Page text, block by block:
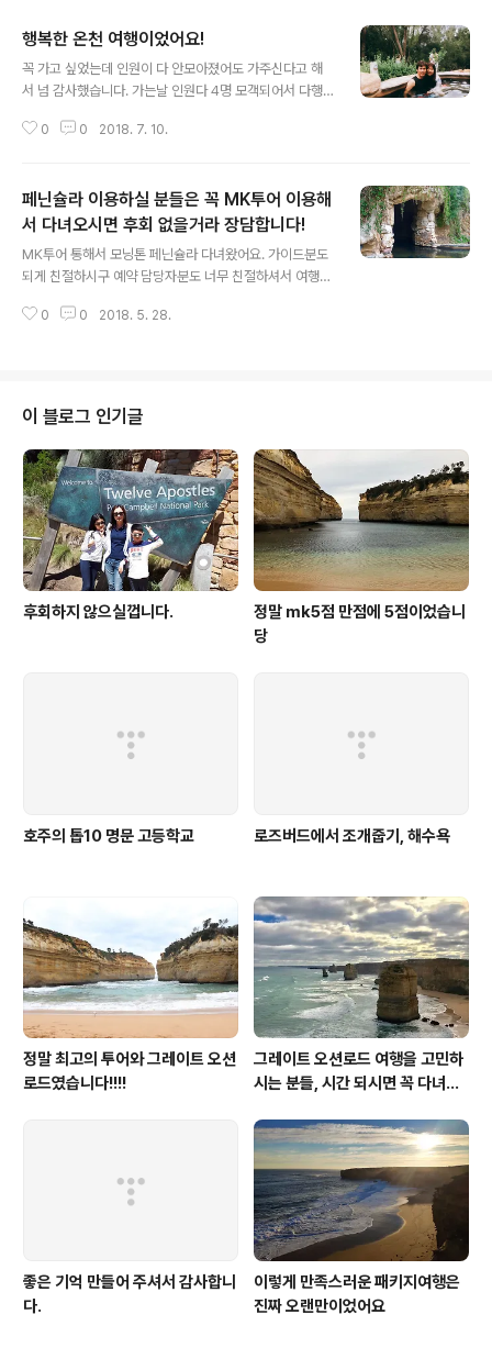
행복한 온천 여행이었어요!
꼭 가고 싶었는데 인원이 다 안모아졌어도 가주신다고 해
서 넘 감사했습니다. 가는날 인원다 4명 모객되어서 다행
어드라이기 까지 세심하게 챙겨오시고 끝나고 귤까지 주셔
our.com/tour/254
0 0 2018. 7. 10.
페닌슐라 이용하실 분들은 꼭 MK투어 이용해
서 다녀오시면 후회 없을거라 장담합니다!
MK투어 통해서 모닝톤 페닌슐라 다녀왔어요. 가이드분도
되게 친절하시구 예약 담당자분도 너무 친절하셔서 여행
주에 관련된 여러가지 정보들도 알려주시고 여기저기 맛집
이용하실 분들은 꼭 MK투어 이용해서 다녀오시면 후회 없
을거라 장담합니다! 출처: https://www.zoomzoomto
ur.com/tour/254
0 0 2018. 5. 28.
이 블로그 인기글
후회하지 않으실껍니다.
정말 mk5점 만점에 5점이었습니
당
호주의 톱10 명문 고등학교 로즈버드에서 조개줍기, 해수욕
정말 최고의 투어와 그레이트 오션
로드였습니다!!!!
그레이트 오션로드 여행을 고민하
시는 분들, 시간 되시면 꼭 다녀오
좋은 기억 만들어 주셔서 감사합니
다.
이렇게 만족스러운 패키지여행은
진짜 오랜만이었어요